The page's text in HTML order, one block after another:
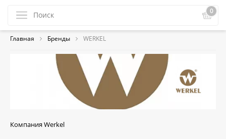
0
Главная Бренды WERKEL
Компания Werkel